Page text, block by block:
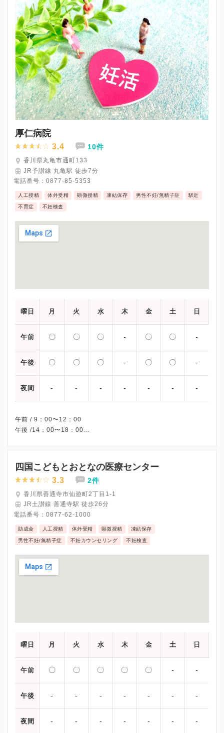
厚仁病院
3.4 10件
香川県丸亀市通町133
JR予讃線 丸亀駅 徒歩7分
電話番号： 0877-85-5353
人工授精 体外受精 顕微授精 凍結保存 男性不妊/無精子症 駅近
不育症 不妊検査
曜日 月 火 水 木 金 土 日
午前 〇 〇 〇 - 〇 〇 -
午後 〇 〇 〇 - 〇 〇 -
夜間 - - - - - - -
午前 / 9：00〜12：00
午後 /14：00〜18：00
※受診前には必ずクリニックHPを確認、または直接お問い合わせ
四国こどもとおとなの医療センター
3.3 2件
香川県善通寺市仙遊町2丁目1-1
JR土讃線 善通寺駅 徒歩26分
電話番号： 0877-62-1000
助成金 人工授精 体外受精 顕微授精 凍結保存
男性不妊/無精子症 不妊カウンセリング 不妊検査
曜日 月 火 水 木 金 土 日
午前 〇 〇 〇 〇 〇 - -
午後 - - - - - - -
夜間 - - - - - - -